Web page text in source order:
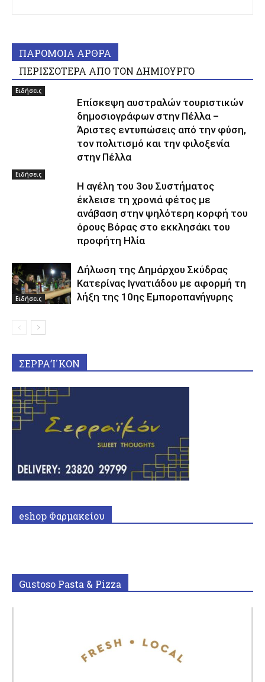
ΠΑΡΟΜΟΙΑ ΑΡΘΡΑ
ΠΕΡΙΣΣΟΤΕΡΑ ΑΠΟ ΤΟΝ ΔΗΜΙΟΥΡΓΟ
Ειδήσεις
Επίσκεψη αυστραλών τουριστικών
δημοσιογράφων στην Πέλλα –
Άριστες εντυπώσεις από την φύση,
τον πολιτισμό και την φιλοξενία
στην Πέλλα
Ειδήσεις
Η αγέλη του 3ου Συστήματος
έκλεισε τη χρονιά φέτος με
ανάβαση στην ψηλότερη κορφή του
όρους Βόρας στο εκκλησάκι του
προφήτη Ηλία
Ειδήσεις
Δήλωση της Δημάρχου Σκύδρας
Κατερίνας Ιγνατιάδου με αφορμή τη
λήξη της 10ης Εμποροπανήγυρης
ΣΕΡΡΑ’Ι΄ΚΟΝ
eshop Φαρμακείου
Gustoso Pasta & Pizza